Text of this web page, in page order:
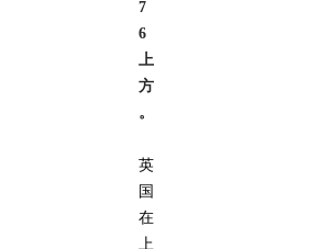
7
6
上
方
。
英
国
在
上